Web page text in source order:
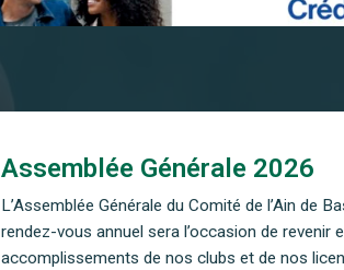
Assemblée Générale 2026
L’Assemblée Générale du Comité de l’Ain de
rendez-vous annuel sera l’occasion de
accomplissements de nos clubs et de nos